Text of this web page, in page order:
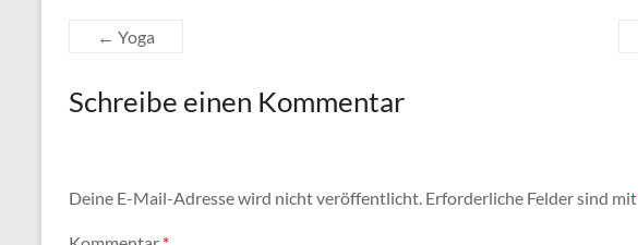
← Yoga
Schreibe einen Kommentar
Deine E-Mail-Adresse wird nicht veröffentlicht. Erforderliche Felder sind mit